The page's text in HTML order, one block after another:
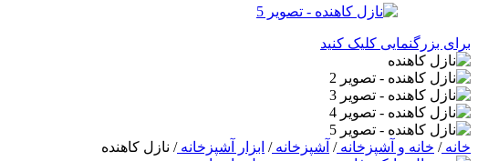
برای بزرگنمایی کلیک کنید
خانه/ خانه و آشپزخانه/ آشپزخانه/ ابزار آشپزخانه/ نازل کاهنده